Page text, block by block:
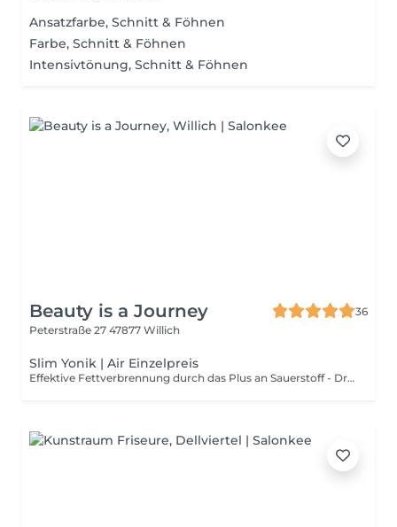
Ansatzfarbe, Schnitt & Föhnen
Farbe, Schnitt & Föhnen
Intensivtönung, Schnitt & Föhnen
Beauty is a Journey
36
Peterstraße 27 47877 Willich
Slim Yonik | Air Einzelpreis
Effektive Fettverbrennung durch das Plus an Sauerstoff - Druckwellenmassage